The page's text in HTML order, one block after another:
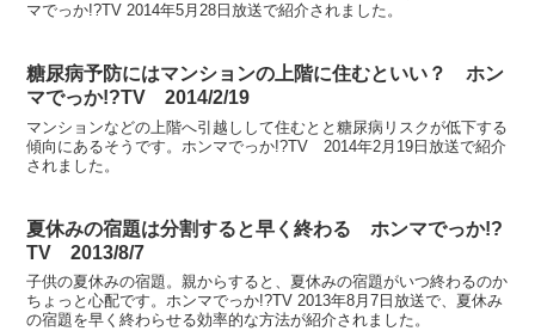
マでっか!?TV 2014年5月28日放送で紹介されました。
糖尿病予防にはマンションの上階に住むといい？ ホン
マでっか!?TV 2014/2/19
マンションなどの上階へ引越しして住むとと糖尿病リスクが低下する
傾向にあるそうです。ホンマでっか!?TV 2014年2月19日放送で紹介
されました。
夏休みの宿題は分割すると早く終わる ホンマでっか!?
TV 2013/8/7
子供の夏休みの宿題。親からすると、夏休みの宿題がいつ終わるのか
ちょっと心配です。ホンマでっか!?TV 2013年8月7日放送で、夏休み
の宿題を早く終わらせる効率的な方法が紹介されました。